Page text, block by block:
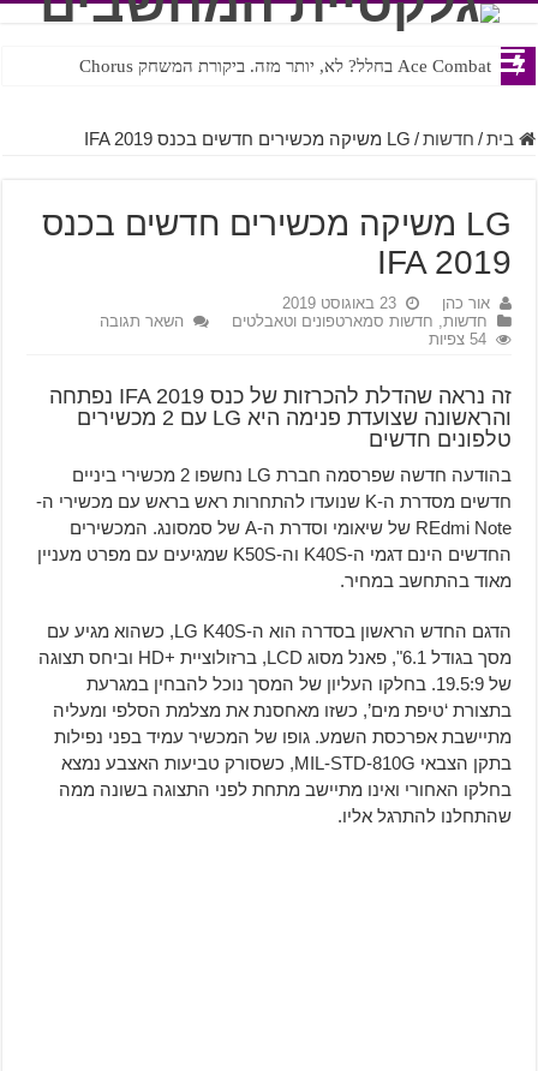
Ace Combat בחלל? לא, יותר מזה. ביקורת המשחק Chorus
Steven Universe והשירים שתורגמו בצורה נוראית לעברית
בית / חדשות / LG משיקה מכשירים חדשים בכנס IFA 2019
LG משיקה מכשירים חדשים בכנס
IFA 2019
אור כהן
23 באוגוסט 2019
חדשות, חדשות סמארטפונים וטאבלטים
השאר תגובה
54 צפיות
זה נראה שהדלת להכרזות של כנס IFA 2019 נפתחה
והראשונה שצועדת פנימה היא LG עם 2 מכשירים
טלפונים חדשים
בהודעה חדשה שפרסמה חברת LG נחשפו 2 מכשירי ביניים
חדשים מסדרת ה-K שנועדו להתחרות ראש בראש עם מכשירי ה-
REdmi Note של שיאומי וסדרת ה-A של סמסונג. המכשירים
החדשים הינם דגמי ה-K40S וה-K50S שמגיעים עם מפרט מעניין
מאוד בהתחשב במחיר.
הדגם החדש הראשון בסדרה הוא ה-LG K40S, כשהוא מגיע עם
מסך בגודל 6.1", פאנל מסוג LCD, ברזולוציית +HD וביחס תצוגה
של 19.5:9. בחלקו העליון של המסך נוכל להבחין במגרעת
בתצורת ‘טיפת מים’, כשזו מאחסנת את מצלמת הסלפי ומעליה
מתיישבת אפרכסת השמע. גופו של המכשיר עמיד בפני נפילות
בתקן הצבאי MIL-STD-810G, כשסורק טביעות האצבע נמצא
בחלקו האחורי ואינו מתיישב מתחת לפני התצוגה בשונה ממה
שהתחלנו להתרגל אליו.